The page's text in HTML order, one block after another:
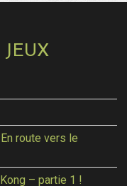
JEUX
route vers le
– partie 1 !